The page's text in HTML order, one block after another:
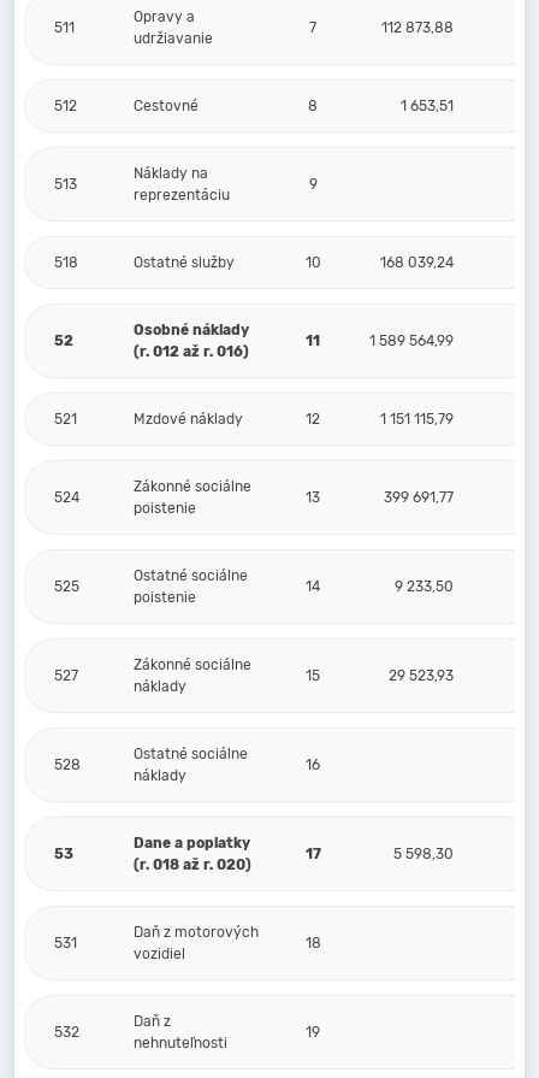
511
Opravy a
udržiavanie
7 112 873,88
512 Cestovné 8 1 653,51
513
Náklady na
reprezentáciu
9
518 Ostatné služby 10 168 039,24
52
Osobné náklady
(r. 012 až r. 016)
11 1 589 564,99
521 Mzdové náklady 12 1 151 115,79
524
Zákonné sociálne
poistenie
13 399 691,77
525
Ostatné sociálne
poistenie
14 9 233,50
527
Zákonné sociálne
náklady
15 29 523,93
528
Ostatné sociálne
náklady
16
53
Dane a poplatky
(r. 018 až r. 020)
17 5 598,30
531
Daň z motorových
vozidiel
18
532
Daň z
nehnuteľnosti
19